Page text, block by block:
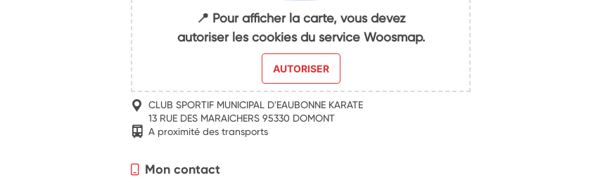
📍 Pour afficher la carte, vous devez
autoriser les cookies du service Woosmap.
AUTORISER
CLUB SPORTIF MUNICIPAL D'EAUBONNE KARATE
13 RUE DES MARAICHERS 95330 DOMONT
A proximité des transports
Mon contact